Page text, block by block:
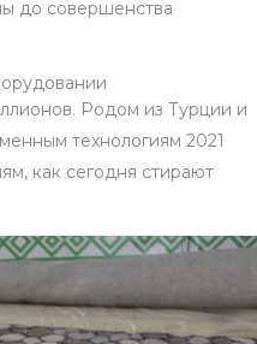
до совершенства
Родом из Турции и
технологиям 2021
как сегодня стирают